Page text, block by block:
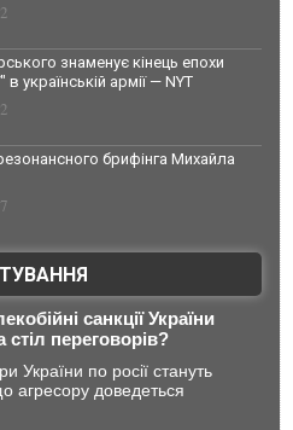
знаменує кінець епохи
в українській армії — NYT
брифінга Михайла
санкції України
стіл переговорів?
України по росії стануть
агресору доведеться